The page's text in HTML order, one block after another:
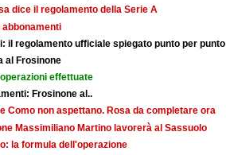
dice il regolamento della Serie A
abbonamenti
il regolamento ufficiale spiegato punto per punto
al Frosinone
effettuate
Frosinone al..
Como non aspettano. Rosa da completare ora
Massimiliano Martino lavorerà al Sassuolo
la formula dell'operazione